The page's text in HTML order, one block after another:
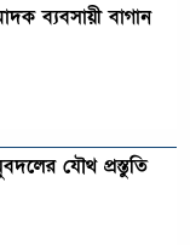
ব্যবসায়ী বাগান
যৌথ প্রস্তুতি